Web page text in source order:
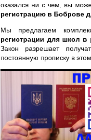
оказался ни с чем, вы
регистрацию в Боброве
Мы предлагаем
регистрации для школ
Закон разрешает
постоянную прописку в